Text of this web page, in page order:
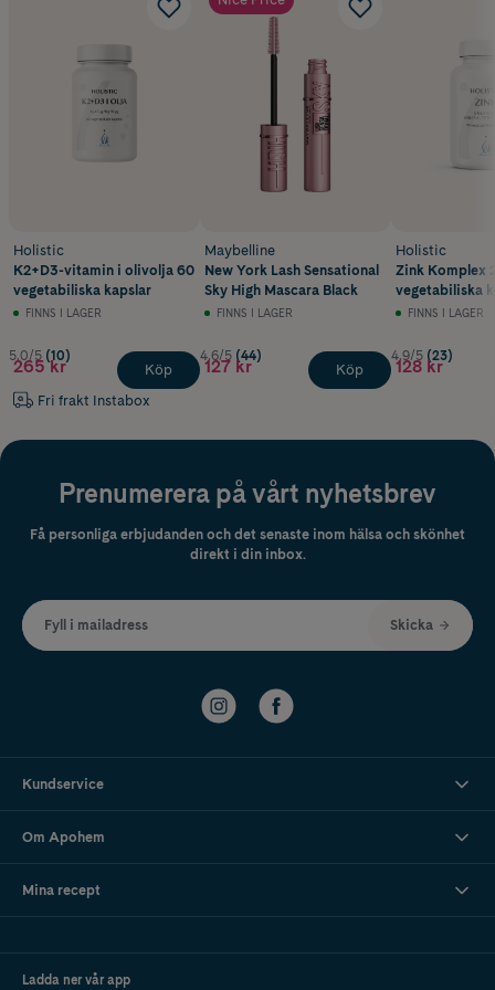
Holistic
K2+D3-vitamin i olivolja 60
vegetabiliska kapslar
FINNS I LAGER
5.0/5 (10)
265 kr
Fri frakt Instabox
Köp
Maybelline
New York Lash Sensational
Sky High Mascara Black
FINNS I LAGER
4.6/5 (44)
127 kr Köp
Holistic
Zink Komplex
vegetabiliska
FINNS I LAGER
4.9/5 (23)
128 kr
Prenumerera på vårt nyhetsbrev
Få personliga erbjudanden och det senaste inom hälsa och skönhet
direkt i din inbox.
Fyll i mailadress Skicka
Kundservice
Om Apohem
Mina recept
Ladda ner vår app